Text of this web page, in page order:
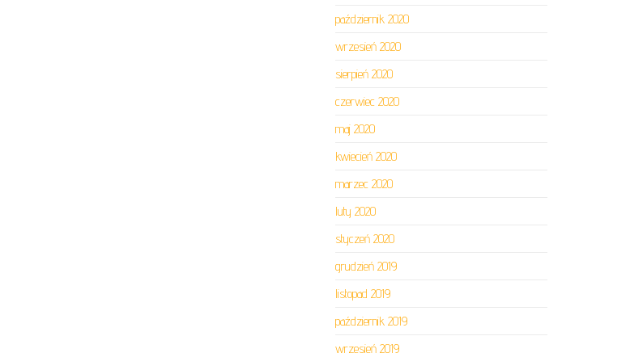
październik 2020
wrzesień 2020
sierpień 2020
czerwiec 2020
maj 2020
kwiecień 2020
marzec 2020
luty 2020
styczeń 2020
grudzień 2019
listopad 2019
październik 2019
wrzesień 2019